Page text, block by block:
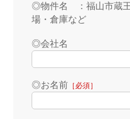
◎物件名 ：福山市蔵
場・倉庫など
◎会社名
◎お名前［必須］